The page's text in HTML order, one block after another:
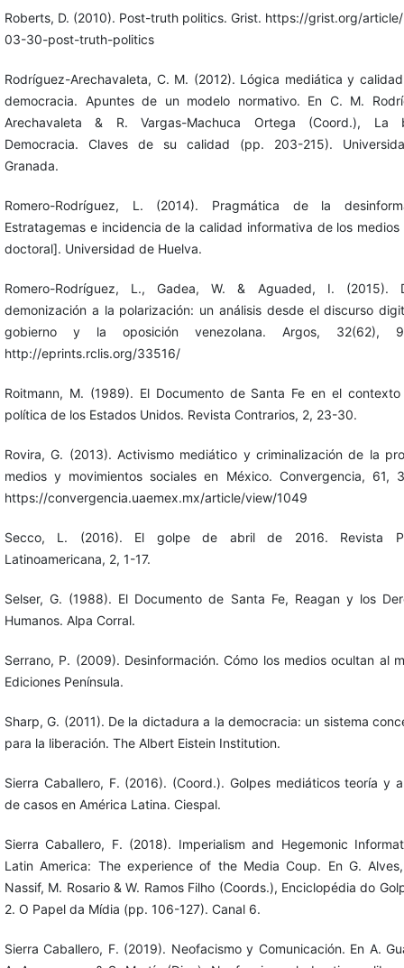
Roberts, D. (2010). Post-truth politics. Grist. https://grist.org/
03-30-post-truth-politics
Rodríguez-Arechavaleta, C. M. (2012). Lógica mediática y
democracia. Apuntes de un modelo normativo. En C. M.
Arechavaleta & R. Vargas-Machuca Ortega (Coord.), La
Democracia. Claves de su calidad (pp. 203-215).
Granada.
Romero-Rodríguez, L. (2014). Pragmática de la
Estratagemas e incidencia de la calidad informativa de los medios
doctoral]. Universidad de Huelva.
Romero-Rodríguez, L., Gadea, W. & Aguaded, I. (2015).
demonización a la polarización: un análisis desde el discurso
gobierno y la oposición venezolana. Argos, 32(62),
http://eprints.rclis.org/33516/
Roitmann, M. (1989). El Documento de Santa Fe en el
política de los Estados Unidos. Revista Contrarios, 2, 23-30.
Rovira, G. (2013). Activismo mediático y criminalización de la
medios y movimientos sociales en México. Convergencia, 61,
https://convergencia.uaemex.mx/article/view/1049
Secco, L. (2016). El golpe de abril de 2016. Revista
Latinoamericana, 2, 1-17.
Selser, G. (1988). El Documento de Santa Fe, Reagan y los
Humanos. Alpa Corral.
Serrano, P. (2009). Desinformación. Cómo los medios ocultan al
Ediciones Península.
Sharp, G. (2011). De la dictadura a la democracia: un sistema
para la liberación. The Albert Eistein Institution.
Sierra Caballero, F. (2016). (Coord.). Golpes mediáticos teoría y
de casos en América Latina. Ciespal.
Sierra Caballero, F. (2018). Imperialism and Hegemonic
Latin America: The experience of the Media Coup. En G.
Nassif, M. Rosario & W. Ramos Filho (Coords.), Enciclopédia do
2. O Papel da Mídia (pp. 106-127). Canal 6.
Sierra Caballero, F. (2019). Neofacismo y Comunicación. En A.